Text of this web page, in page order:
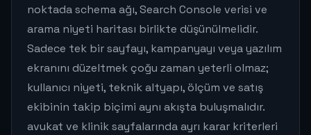
noktada schema ağı, Search Console verisi ve
arama niyeti haritası birlikte düşünülmelidir.
Sadece tek bir sayfayı, kampanyayı veya yazılım
ekranını düzeltmek çoğu zaman yeterli olmaz;
kullanıcı niyeti, teknik altyapı, ölçüm ve satış
ekibinin takip biçimi aynı akışta buluşmalıdır.
avukat ve klinik sayfalarında ayrı karar kriterleri